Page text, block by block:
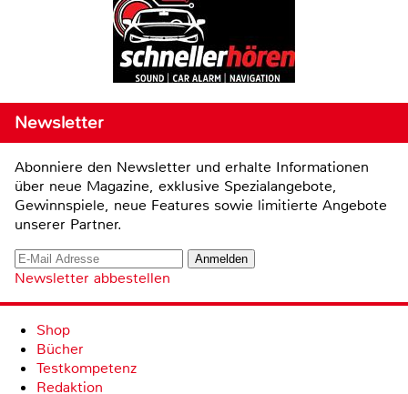
Newsletter
Abonniere den Newsletter und erhalte Informationen
über neue Magazine, exklusive Spezialangebote,
Gewinnspiele, neue Features sowie limitierte Angebote
unserer Partner.
Newsletter abbestellen
Shop
Bücher
Testkompetenz
Redaktion